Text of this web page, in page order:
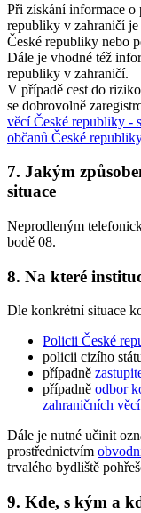
Při získání informace o
republiky v zahraničí
České republiky nebo
Dále je vhodné též
republiky v zahraničí.
V případě cest do
se dobrovolně
věcí České republiky -
občanů České
7. Jakým
situace
Neprodleným
bodě 08.
8. Na které
Dle konkrétní situace
Policii České
policii cizího
případně
případně odbor
zahraničních
Dále je nutné učinit
prostřednictvím
trvalého bydliště
9. Kde, s kým a